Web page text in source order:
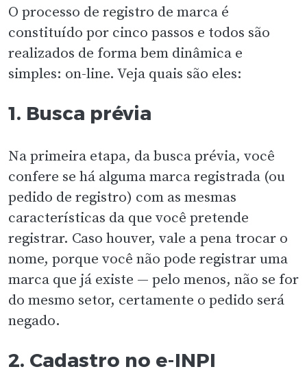
O processo de registro de marca é
constituído por cinco passos e todos são
realizados de forma bem dinâmica e
simples: on-line. Veja quais são eles:
1. Busca prévia
Na primeira etapa, da busca prévia, você
confere se há alguma marca registrada (ou
pedido de registro) com as mesmas
características da que você pretende
registrar. Caso houver, vale a pena trocar o
nome, porque você não pode registrar uma
marca que já existe — pelo menos, não se for
do mesmo setor, certamente o pedido será
negado.
2. Cadastro no e-INPI